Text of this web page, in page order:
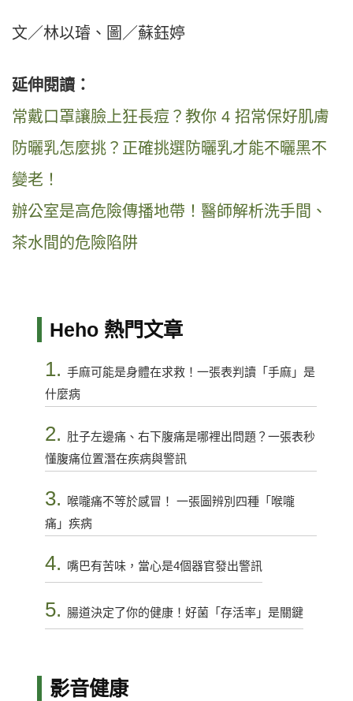
文／林以璿、圖／蘇鈺婷
延伸閱讀：
常戴口罩讓臉上狂長痘？教你 4 招常保好肌膚
防曬乳怎麼挑？正確挑選防曬乳才能不曬黑不
變老！
辦公室是高危險傳播地帶！醫師解析洗手間、
茶水間的危險陷阱
Heho 熱門文章
1. 手麻可能是身體在求救！一張表判讀「手麻」是
什麼病
2. 肚子左邊痛、右下腹痛是哪裡出問題？一張表秒
懂腹痛位置潛在疾病與警訊
3.
喉嚨痛不等於感冒！ 一張圖辨別四種「喉嚨
痛」疾病
4. 嘴巴有苦味，當心是4個器官發出警訊
5. 腸道決定了你的健康！好菌「存活率」是關鍵
影音健康